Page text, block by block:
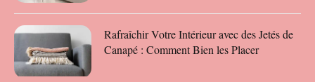
Rafraîchir Votre Intérieur avec des Jetés de
Canapé : Comment Bien les Placer